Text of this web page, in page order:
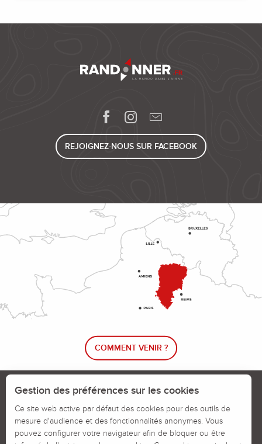
REJOIGNEZ-NOUS SUR FACEBOOK
COMMENT VENIR ?
Le blog rando !
Calendrier des jours chassés
Signaler un problème sur un parcours
Gestion des préférences sur les cookies
Ce site web active par défaut des cookies pour des outils de
mesure d'audience et des fonctionnalités anonymes. Vous
pouvez configurer votre navigateur afin de bloquer ou être